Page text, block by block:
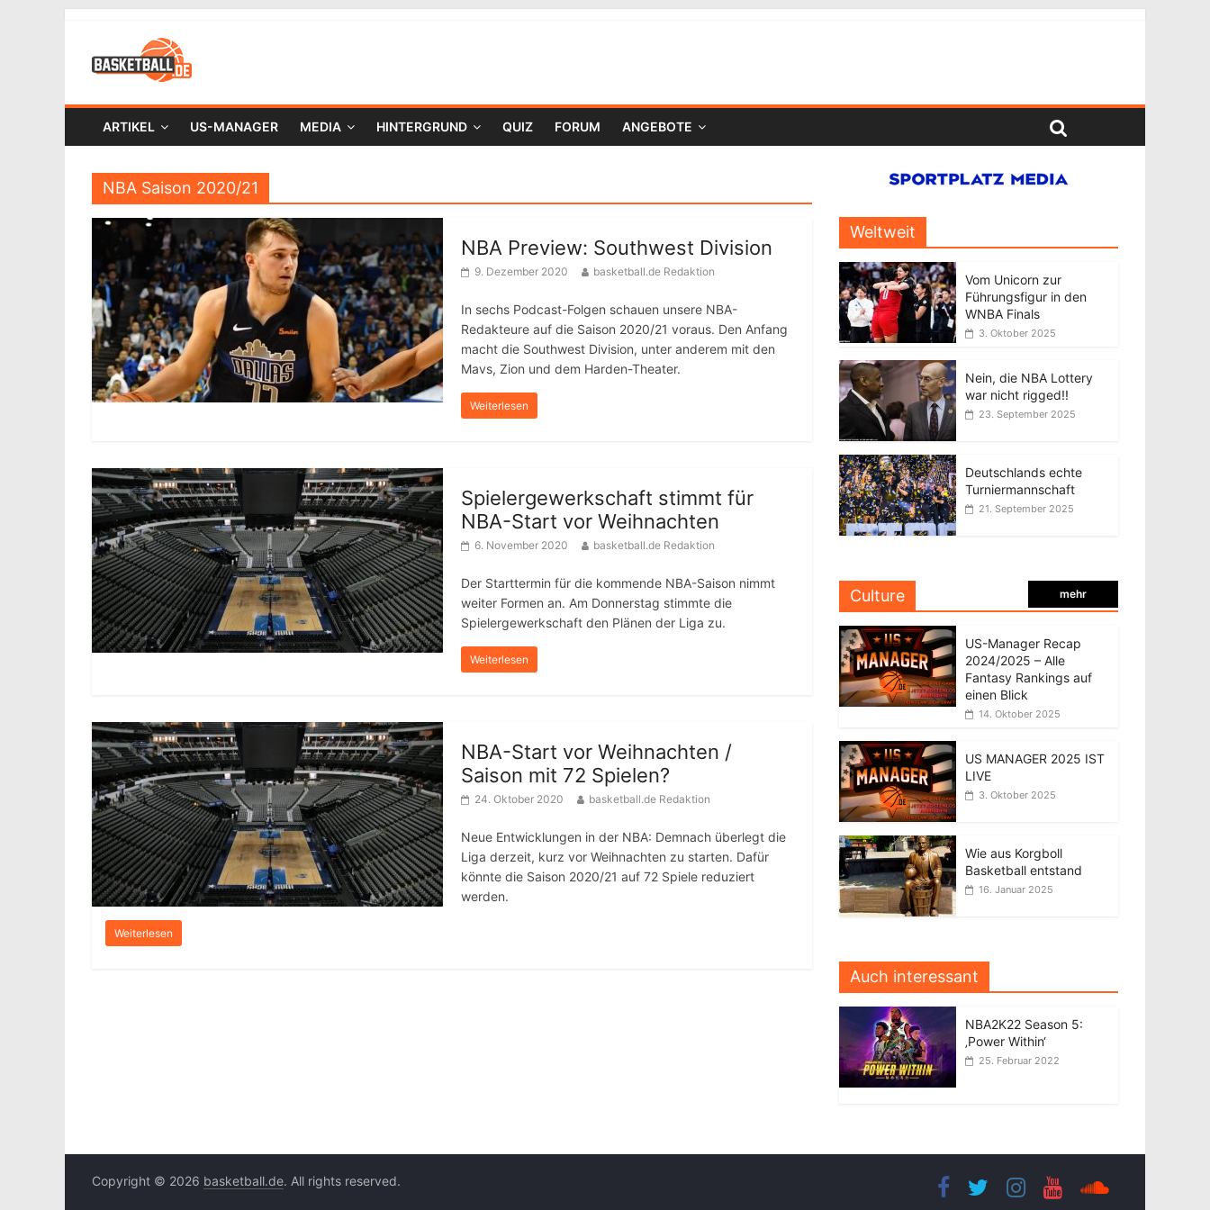
ARTIKEL US-MANAGER MEDIA HINTERGRUND QUIZ FORUM ANGEBOTE
NBA Saison 2020/21
NBA Preview: Southwest Division
9. Dezember 2020 basketball.de Redaktion
In sechs Podcast-Folgen schauen unsere NBA-
Redakteure auf die Saison 2020/21 voraus. Den Anfang
macht die Southwest Division, unter anderem mit den
Mavs, Zion und dem Harden-Theater.
Weiterlesen
Spielergewerkschaft stimmt für
NBA-Start vor Weihnachten
6. November 2020 basketball.de Redaktion
Der Starttermin für die kommende NBA-Saison nimmt
weiter Formen an. Am Donnerstag stimmte die
Spielergewerkschaft den Plänen der Liga zu.
Weiterlesen
NBA-Start vor Weihnachten /
Saison mit 72 Spielen?
24. Oktober 2020 basketball.de Redaktion
Neue Entwicklungen in der NBA: Demnach überlegt die
Liga derzeit, kurz vor Weihnachten zu starten. Dafür
könnte die Saison 2020/21 auf 72 Spiele reduziert
werden.
Weiterlesen
Weltweit
Vom Unicorn zur
Führungsfigur in den
WNBA Finals
3. Oktober 2025
Nein, die NBA Lottery
war nicht rigged!!
23. September 2025
Deutschlands echte
Turniermannschaft
21. September 2025
Culture mehr
US-Manager Recap
2024/2025 – Alle
Fantasy Rankings auf
einen Blick
14. Oktober 2025
US MANAGER 2025 IST
LIVE
3. Oktober 2025
Wie aus Korgboll
Basketball entstand
16. Januar 2025
Auch interessant
NBA2K22 Season 5:
‚Power Within‘
25. Februar 2022
Copyright © 2026 basketball.de. All rights reserved.